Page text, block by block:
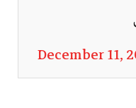
December 11,